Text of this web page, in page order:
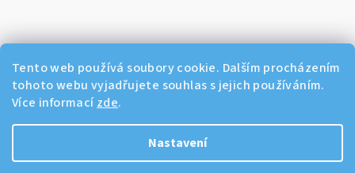
Tento web používá soubory cookie. Dalším procházením
tohoto webu vyjadřujete souhlas s jejich používáním.
Více informací zde.
Nastavení
Sledovat na Instagramu